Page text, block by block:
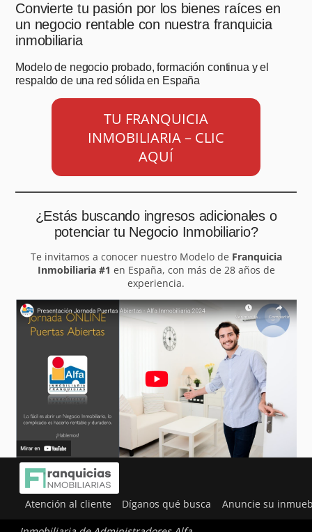
Convierte tu pasión por los bienes raíces en
un negocio rentable con nuestra franquicia
inmobiliaria
Modelo de negocio probado, formación continua y el
respaldo de una red sólida en España
TU FRANQUICIA
INMOBILIARIA – CLIC
AQUÍ
¿Estás buscando ingresos adicionales o
potenciar tu Negocio Inmobiliario?
Te invitamos a conocer nuestro Modelo de Franquicia
Inmobiliaria #1 en España, con más de 28 años de
experiencia.
Atención al cliente Díganos qué busca Anuncie su